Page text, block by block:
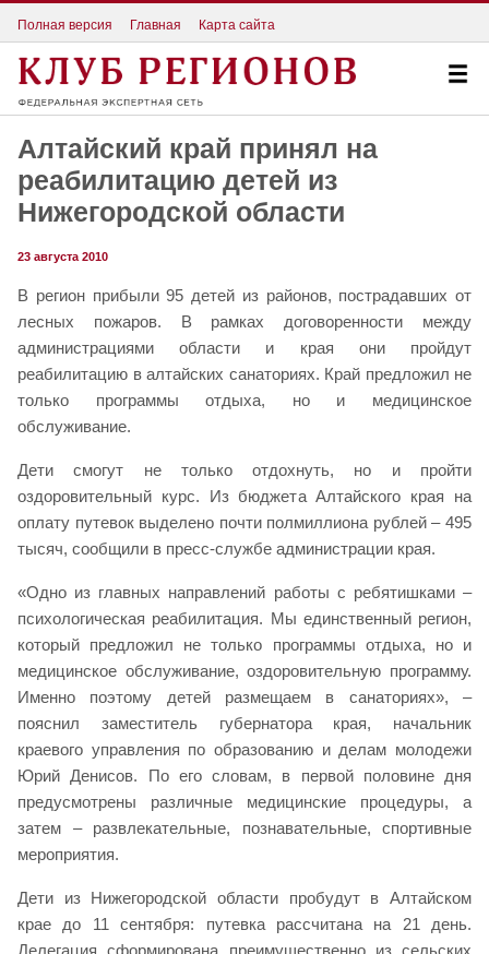
Полная версия Главная Карта сайта
Алтайский край принял на
реабилитацию детей из
Нижегородской области
23 августа 2010
В регион прибыли 95 детей из районов, пострадавших от
лесных пожаров. В рамках договоренности между
администрациями области и края они пройдут
реабилитацию в алтайских санаториях. Край предложил не
только программы отдыха, но и медицинское
обслуживание.
Дети смогут не только отдохнуть, но и пройти
оздоровительный курс. Из бюджета Алтайского края на
оплату путевок выделено почти полмиллиона рублей – 495
тысяч, сообщили в пресс-службе администрации края.
«Одно из главных направлений работы с ребятишками –
психологическая реабилитация. Мы единственный регион,
который предложил не только программы отдыха, но и
медицинское обслуживание, оздоровительную программу.
Именно поэтому детей размещаем в санаториях», –
пояснил заместитель губернатора края, начальник
краевого управления по образованию и делам молодежи
Юрий Денисов. По его словам, в первой половине дня
предусмотрены различные медицинские процедуры, а
затем – развлекательные, познавательные, спортивные
мероприятия.
Дети из Нижегородской области пробудут в Алтайском
крае до 11 сентября: путевка рассчитана на 21 день.